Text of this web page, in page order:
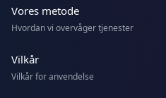
Vores metode
Hvordan vi overvåger tjenester
Vilkår
Vilkår for anvendelse